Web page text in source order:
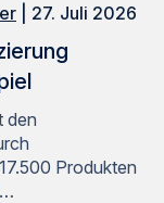
| 27. Juli 2026
den
Produkten